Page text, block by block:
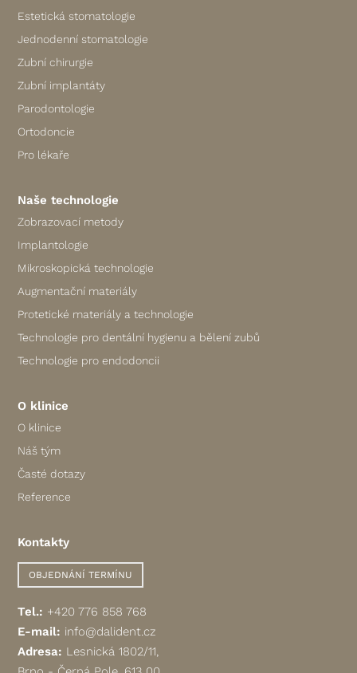
Estetická stomatologie
Jednodenní stomatologie
Zubní chirurgie
Zubní implantáty
Parodontologie
Ortodoncie
Pro lékaře
Naše technologie
Zobrazovací metody
Implantologie
Mikroskopická technologie
Augmentační materiály
Protetické materiály a technologie
Technologie pro dentální hygienu a bělení zubů
Technologie pro endodoncii
O klinice
O klinice
Náš tým
Časté dotazy
Reference
Kontakty
OBJEDNÁNÍ TERMÍNU
Tel.: +420 776 858 768
E-mail: info@dalident.cz
Adresa: Lesnická 1802/11,